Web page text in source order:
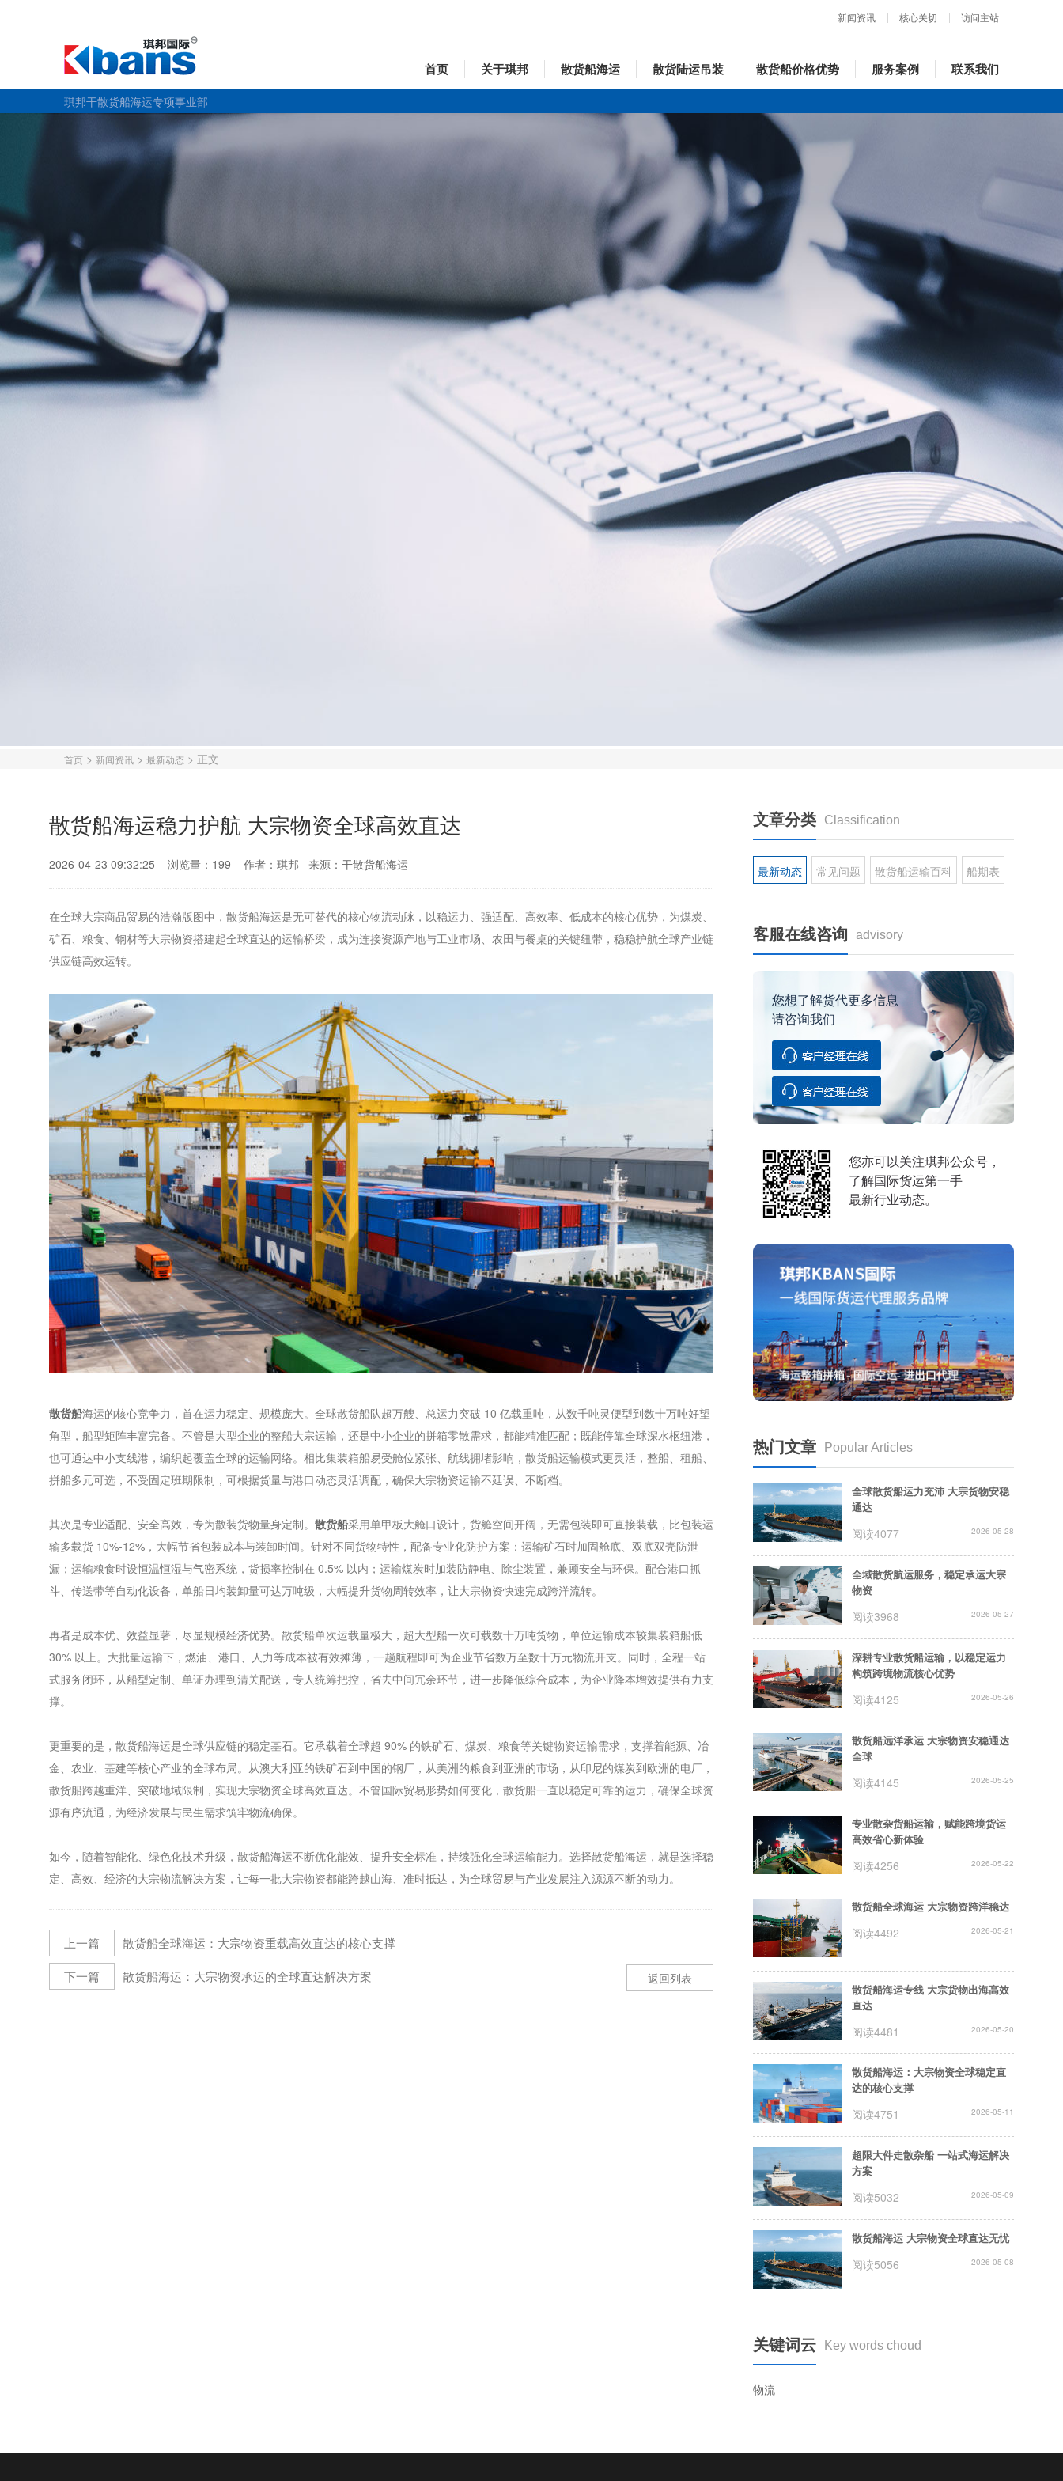
新闻资讯 核心关切 访问主站
首页 关于琪邦 散货船海运 散货陆运吊装 散货船价格优势 服务案例 联系我们
琪邦干散货船海运专项事业部
首页> 新闻资讯> 最新动态 > 正文
散货船海运稳力护航 大宗物资全球高效直达
2026-04-23 09:32:25 浏览量：199 作者：琪邦 来源： 干散货船海运
在全球大宗商品贸易的浩瀚版图中，散货船海运是无可替代的核心物流动脉，以稳运力、强适配、高效率、低成本的核心优势，为煤炭、
矿石、粮食、钢材等大宗物资搭建起全球直达的运输桥梁，成为连接资源产地与工业市场、农田与餐桌的关键纽带，稳稳护航全球产业链
供应链高效运转。
散货船海运的核心竞争力，首在运力稳定、规模庞大。全球散货船队超万艘、总运力突破 10 亿载重吨，从数千吨灵便型到数十万吨好望
角型，船型矩阵丰富完备。不管是大型企业的整船大宗运输，还是中小企业的拼箱零散需求，都能精准匹配；既能停靠全球深水枢纽港，
也可通达中小支线港，编织起覆盖全球的运输网络。相比集装箱船易受舱位紧张、航线拥堵影响，散货船运输模式更灵活，整船、租船、
拼船多元可选，不受固定班期限制，可根据货量与港口动态灵活调配，确保大宗物资运输不延误、不断档。
其次是专业适配、安全高效，专为散装货物量身定制。 散货船采用单甲板大舱口设计，货舱空间开阔，无需包装即可直接装载，比包装运
输多载货 10%-12%，大幅节省包装成本与装卸时间。针对不同货物特性，配备专业化防护方案：运输矿石时加固舱底、双底双壳防泄
漏；运输粮食时设恒温恒湿与气密系统，货损率控制在 0.5% 以内；运输煤炭时加装防静电、除尘装置，兼顾安全与环保。配合港口抓
斗、传送带等自动化设备，单船日均装卸量可达万吨级，大幅提升货物周转效率，让大宗物资快速完成跨洋流转。
再者是成本优、效益显著，尽显规模经济优势。散货船单次运载量极大，超大型船一次可载数十万吨货物，单位运输成本较集装箱船低
30% 以上。大批量运输下，燃油、港口、人力等成本被有效摊薄，一趟航程即可为企业节省数万至数十万元物流开支。同时，全程一站
式服务闭环，从船型定制、单证办理到清关配送，专人统筹把控，省去中间冗余环节，进一步降低综合成本，为企业降本增效提供有力支
撑。
更重要的是，散货船海运是全球供应链的稳定基石。它承载着全球超 90% 的铁矿石、煤炭、粮食等关键物资运输需求，支撑着能源、冶
金、农业、基建等核心产业的全球布局。从澳大利亚的铁矿石到中国的钢厂，从美洲的粮食到亚洲的市场，从印尼的煤炭到欧洲的电厂，
散货船跨越重洋、突破地域限制，实现大宗物资全球高效直达。不管国际贸易形势如何变化，散货船一直以稳定可靠的运力，确保全球资
源有序流通，为经济发展与民生需求筑牢物流确保。
如今，随着智能化、绿色化技术升级，散货船海运不断优化能效、提升安全标准，持续强化全球运输能力。选择散货船海运，就是选择稳
定、高效、经济的大宗物流解决方案，让每一批大宗物资都能跨越山海、准时抵达，为全球贸易与产业发展注入源源不断的动力。
上一篇
散货船全球海运：大宗物资重载高效直达的核心支撑
下一篇
散货船海运：大宗物资承运的全球直达解决方案 返回列表
文章分类 Classification
最新动态 常见问题 散货船运输百科 船期表
客服在线咨询 advisory
您想了解货代更多信息
请咨询我们
您亦可以关注琪邦公众号，
了解国际货运第一手
最新行业动态。
热门文章 Popular Articles
全球散货船运力充沛 大宗货物安稳
通达
阅读4077 2026-05-28
全域散货航运服务，稳定承运大宗
物资
阅读3968 2026-05-27
深耕专业散货船运输，以稳定运力
构筑跨境物流核心优势
阅读4125 2026-05-26
散货船远洋承运 大宗物资安稳通达
全球
阅读4145 2026-05-25
专业散杂货船运输，赋能跨境货运
高效省心新体验
阅读4256 2026-05-22
散货船全球海运 大宗物资跨洋稳达
阅读4492 2026-05-21
散货船海运专线 大宗货物出海高效
直达
阅读4481 2026-05-20
散货船海运：大宗物资全球稳定直
达的核心支撑
阅读4751 2026-05-11
超限大件走散杂船 一站式海运解决
方案
阅读5032 2026-05-09
散货船海运 大宗物资全球直达无忧
阅读5056 2026-05-08
关键词云 Key words choud
物流